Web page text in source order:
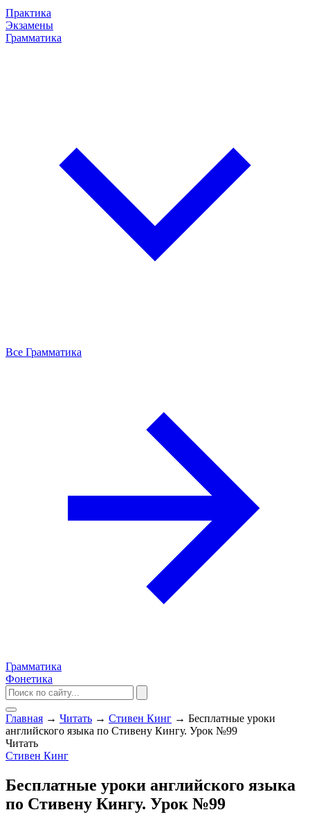
Практика
Экзамены
Грамматика
Все Грамматика
Грамматика
Фонетика
Главная → Читать → Стивен Кинг → Бесплатные уроки
английского языка по Стивену Кингу. Урок №99
Читать
Стивен Кинг
Бесплатные уроки английского языка
по Стивену Кингу. Урок №99